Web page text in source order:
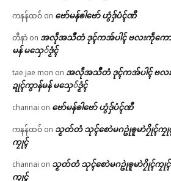
ကနန်ထဝ် on ဗော်မန်ၜါဗော် ဟွံဒှ်ပံၚ်ဏီ
တီနာဲ on အလဵုအသဳတံ ဒုၚ်ကအ်ပါၚ် ဗလးကဵုကော
မန် မသှေ်ဒၟံၚ်
tae jae mon on အလဵုအသဳတံ ဒုၚ်ကအ်ပါၚ် ဗလ
ဍုၚ်ကွာန်မန် မသှေ်ဒၟံၚ်
channai on ဗော်မန်ၜါဗော် ဟွံဒှ်ပံၚ်ဏီ
ကနန်ထဝ် on သၟတ်တံ သုၚ်စောဲမဂဥုဲၜူမာဲဂၠိုၚ်ကၠု
ကၠုၚ်
channai on သၟတ်တံ သုၚ်စောဲမဂဥုဲၜူမာဲဂၠိုၚ်ကၠု
ကၠုၚ်